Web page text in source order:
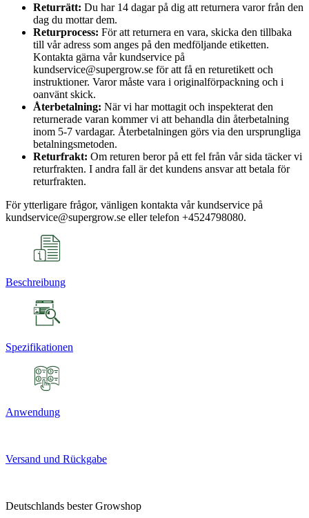
Returrätt: Du har 14 dagar på dig att returnera varor från den
dag du mottar dem.
Returprocess: För att returnera en vara, skicka den tillbaka
till vår adress som anges på den medföljande etiketten.
Kontakta gärna vår kundservice på
kundservice@supergrow.se för att få en returetikett och
instruktioner. Varor måste vara i originalförpackning och i
oanvänt skick.
Återbetalning: När vi har mottagit och inspekterat den
returnerade varan kommer vi att behandla din återbetalning
inom 5-7 vardagar. Återbetalningen görs via den ursprungliga
betalningsmetoden.
Returfrakt: Om returen beror på ett fel från vår sida täcker vi
returfrakten. I andra fall är det kundens ansvar att betala för
returfrakten.
För ytterligare frågor, vänligen kontakta vår kundservice på
kundservice@supergrow.se eller telefon +4524798080.
Beschreibung
Spezifikationen
Anwendung
Versand und Rückgabe
Deutschlands bester Growshop